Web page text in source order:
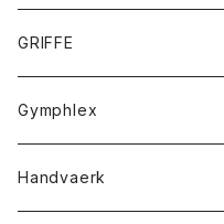
スカート
スカート
Tシャツ
Tシャツ
GRIFFE
Gymphlex
アウター
Handvaerk